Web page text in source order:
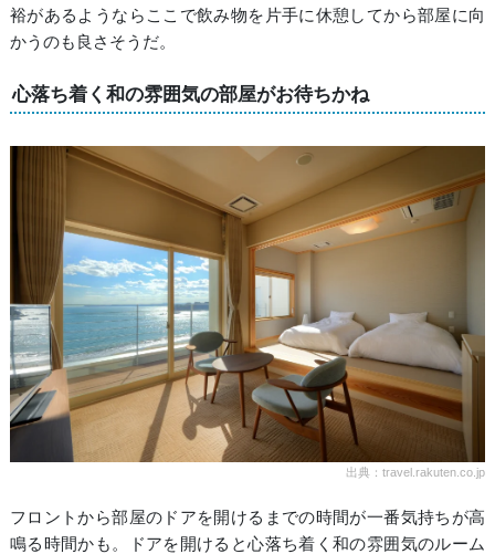
裕があるようならここで飲み物を片手に休憩してから部屋に向
かうのも良さそうだ。
心落ち着く和の雰囲気の部屋がお待ちかね
出典：travel.rakuten.co.jp
フロントから部屋のドアを開けるまでの時間が一番気持ちが高
鳴る時間かも。ドアを開けると心落ち着く和の雰囲気のルーム